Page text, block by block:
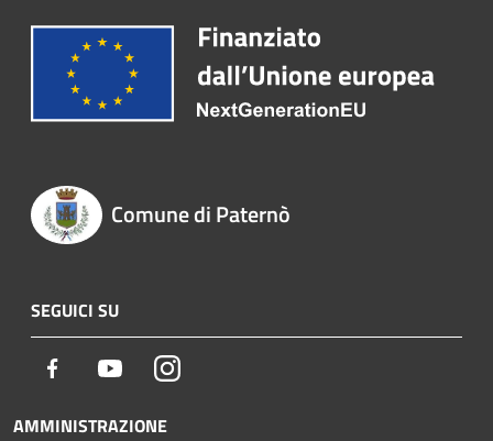
Comune di Paternò
SEGUICI SU
Facebook YoutubeInstagram
AMMINISTRAZIONE